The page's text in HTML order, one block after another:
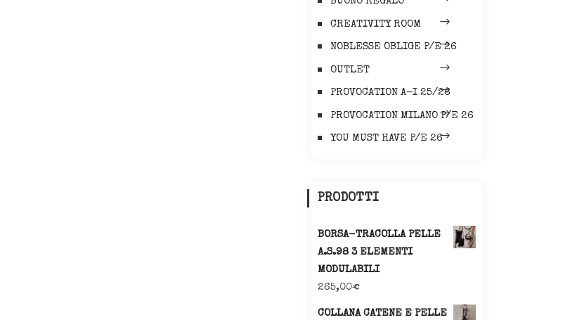
CREATIVITY ROOM
NOBLESSE OBLIGE P/E 26
OUTLET
PROVOCATION A-I 25/26
PROVOCATION MILANO P/E 26
YOU MUST HAVE P/E 26
PRODOTTI
BORSA-TRACOLLA PELLE
A.S.98 3 ELEMENTI
MODULABILI
265,00€
COLLANA CATENE E PELLE